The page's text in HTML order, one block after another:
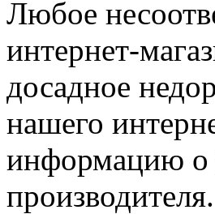
Любое
интернет-
досадное
нашего
информацию о